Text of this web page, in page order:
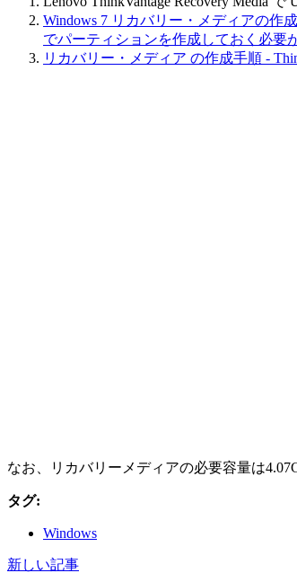
Windows 7 リカバリー・メディアの作
でパーティションを作成しておく必要
リカバリー・メディア の作成手順 -
なお、リカバリーメディアの必要容量は
タグ:
Windows
新しい記事